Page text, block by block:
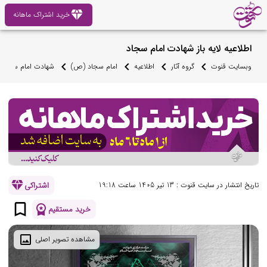
diamondخرید اشتراک ماهانه
اطلاعیه لایه باز شهادت امام سجاد
وبسایت قنوت گروه آثار اطلاعیه امام سجاد (ص) شهادت امام
تاریخ انتشار در سایت قنوت : 13 تیر 1405 ساعت 19:18 اشتراکیdiamond
خرید مستقیم workspace_premium
bookmark_border
مشاهده تصویر اصلی image